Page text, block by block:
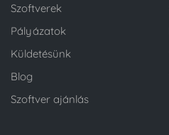
Szoftverek
Pályázatok
Küldetésünk
Blog
Szoftver ajánlás